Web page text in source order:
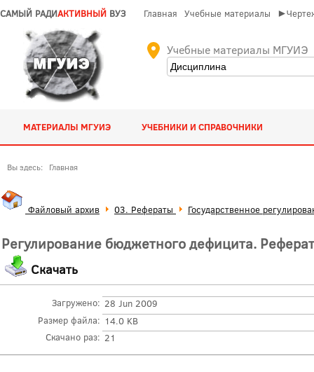
САМЫЙ РАДИАКТИВНЫЙ ВУЗ Главная Учебные материалы
Учебные материалы МГУИЭ
МАТЕРИАЛЫ МГУИЭ УЧЕБНИКИ И СПРАВОЧНИКИ
Вы здесь: Главная
Файловый архив 03. Рефераты Государственное
Регулирование бюджетного дефицита.
Скачать
Загружено: 28 Jun 2009
Размер файла: 14.0 KB
Скачано раз: 21